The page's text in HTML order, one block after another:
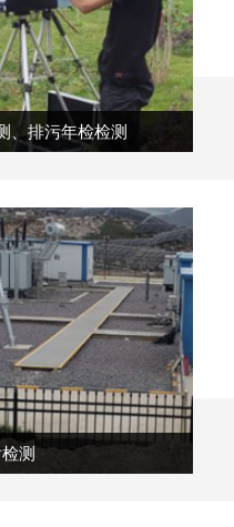
、排污年检检测
测